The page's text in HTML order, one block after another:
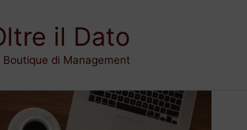
il Dato
Boutique di Management